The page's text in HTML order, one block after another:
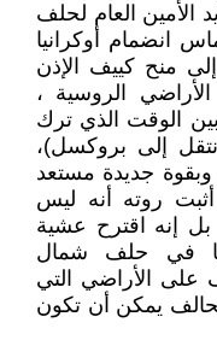
الأمين العام لحلف
انضمام أوكرانيا
منح كييف الإذن
الروسية ،
بين الوقت الذي ترك
إلى بروكسل)،
جديدة مستعد
أثبت روته أنه ليس
إنه اقترح عشية
في حلف شمال
على الأراضي التي
يمكن أن تكون